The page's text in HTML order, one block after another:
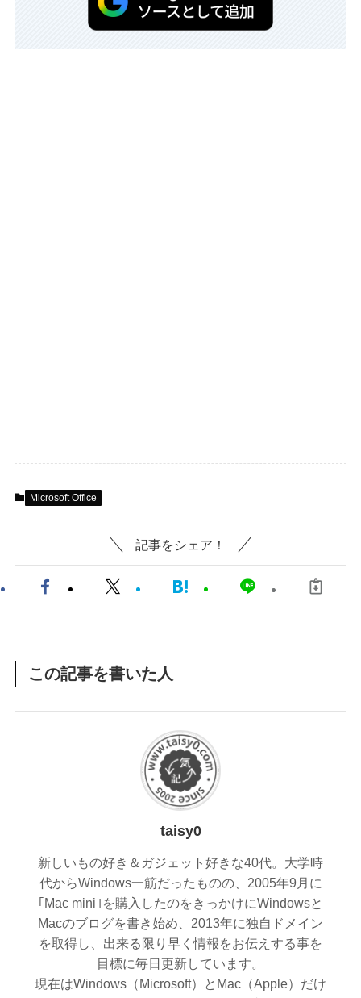
Microsoft Office
記事をシェア！
この記事を書いた人
taisy0
新しいもの好き＆ガジェット好きな40代。大学時
代からWindows一筋だったものの、2005年9月に
｢Mac mini｣を購入したのをきっかけにWindowsと
Macのブログを書き始め、2013年に独自ドメイン
を取得し、出来る限り早く情報をお伝えする事を
目標に毎日更新しています。
現在はWindows（Microsoft）とMac（Apple）だけ